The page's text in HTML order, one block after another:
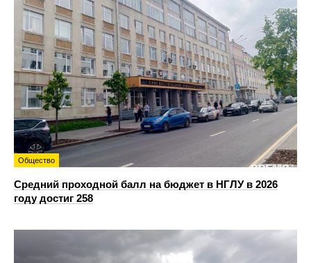
Общество
Средний проходной балл на бюджет в НГЛУ в 2026
году достиг 258